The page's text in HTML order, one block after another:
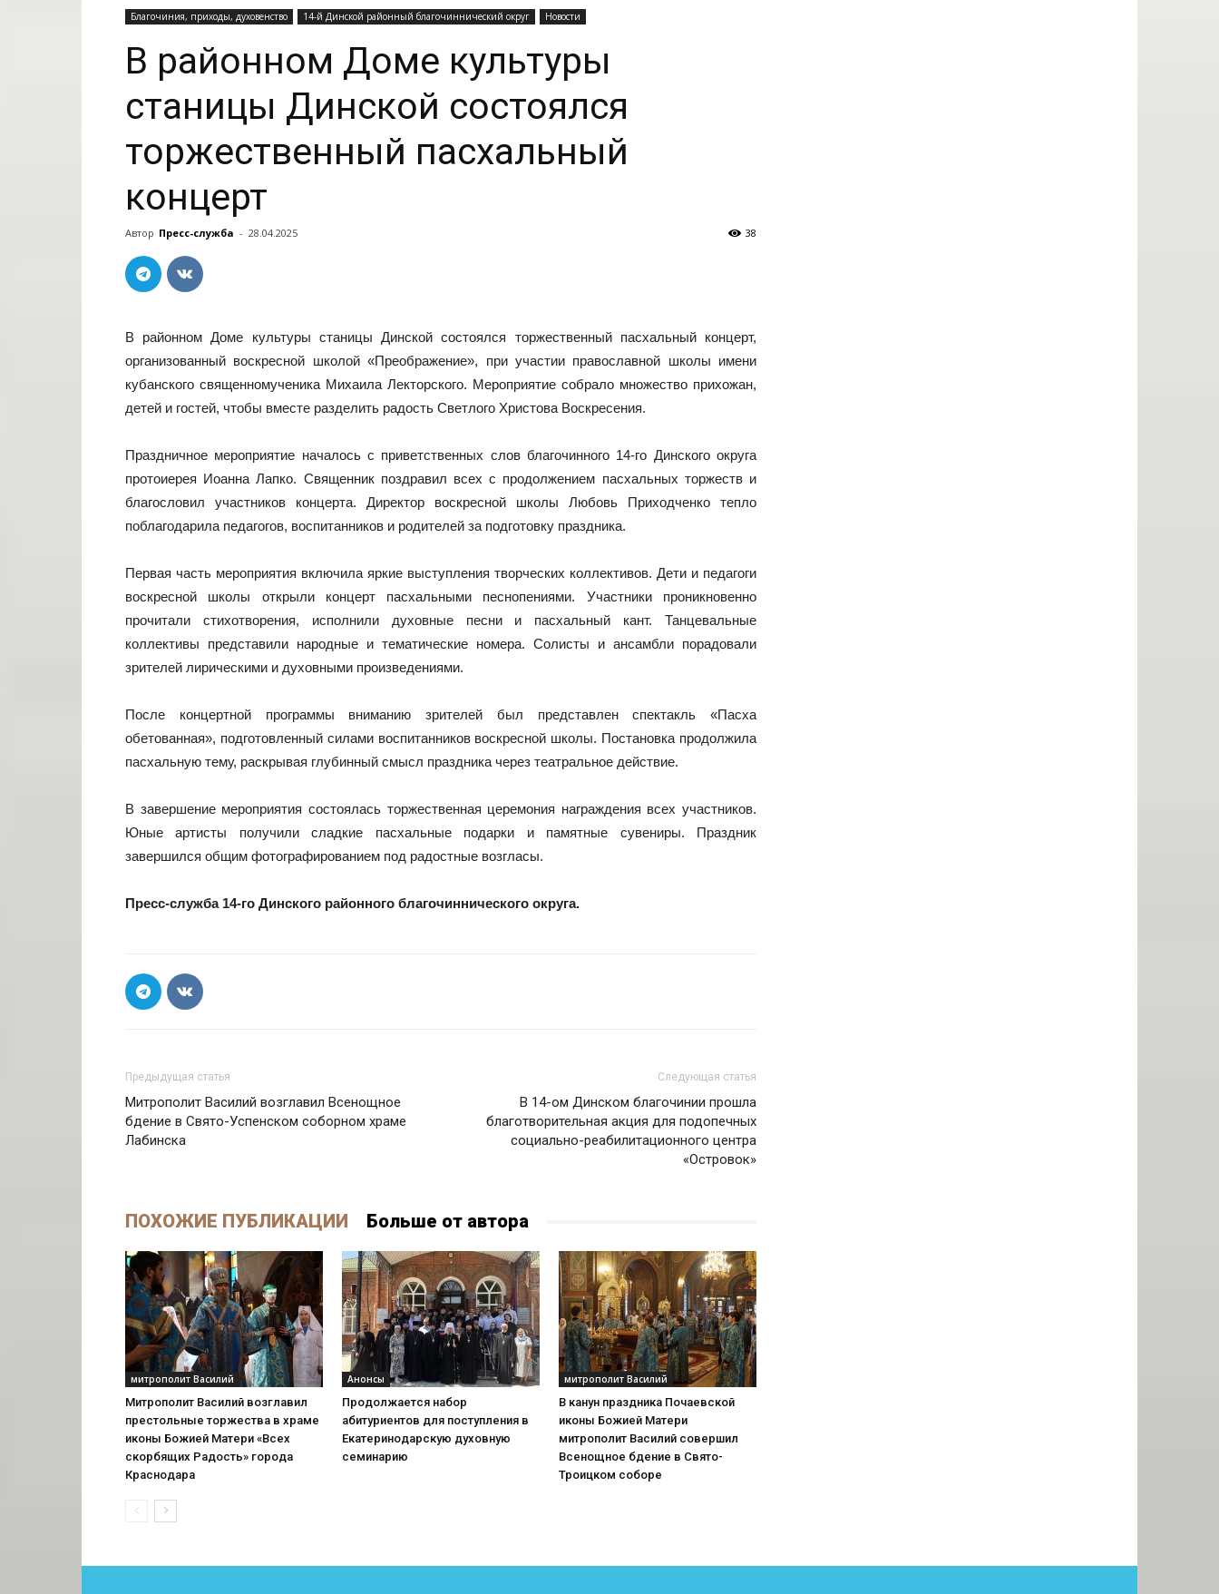
Благочиния, приходы, духовенство 14-й Динской районный благочиннический округ Новости
В районном Доме культуры
станицы Динской состоялся
торжественный пасхальный
концерт
Автор Пресс-служба - 28.04.2025 38
В районном Доме культуры станицы Динской состоялся торжественный пасхальный концерт,
организованный воскресной школой «Преображение», при участии православной школы имени
кубанского священномученика Михаила Лекторского. Мероприятие собрало множество прихожан,
детей и гостей, чтобы вместе разделить радость Светлого Христова Воскресения.
Праздничное мероприятие началось с приветственных слов благочинного 14-го Динского округа
протоиерея Иоанна Лапко. Священник поздравил всех с продолжением пасхальных торжеств и
благословил участников концерта. Директор воскресной школы Любовь Приходченко тепло
поблагодарила педагогов, воспитанников и родителей за подготовку праздника.
Первая часть мероприятия включила яркие выступления творческих коллективов. Дети и педагоги
воскресной школы открыли концерт пасхальными песнопениями. Участники проникновенно
прочитали стихотворения, исполнили духовные песни и пасхальный кант. Танцевальные
коллективы представили народные и тематические номера. Солисты и ансамбли порадовали
зрителей лирическими и духовными произведениями.
После концертной программы вниманию зрителей был представлен спектакль «Пасха
обетованная», подготовленный силами воспитанников воскресной школы. Постановка продолжила
пасхальную тему, раскрывая глубинный смысл праздника через театральное действие.
В завершение мероприятия состоялась торжественная церемония награждения всех участников.
Юные артисты получили сладкие пасхальные подарки и памятные сувениры. Праздник
завершился общим фотографированием под радостные возгласы.
Пресс-служба 14-го Динского районного благочиннического округа.
Предыдущая статья
Митрополит Василий возглавил Всенощное
бдение в Свято-Успенском соборном храме
Лабинска
Следующая статья
В 14-ом Динском благочинии прошла
благотворительная акция для подопечных
социально-реабилитационного центра
«Островок»
ПОХОЖИЕ ПУБЛИКАЦИИ Больше от автора
митрополит Василий
Митрополит Василий возглавил
престольные торжества в храме
иконы Божией Матери «Всех
скорбящих Радость» города
Краснодара
Анонсы
Продолжается набор
абитуриентов для поступления в
Екатеринодарскую духовную
семинарию
митрополит Василий
В канун праздника Почаевской
иконы Божией Матери
митрополит Василий совершил
Всенощное бдение в Свято-
Троицком соборе